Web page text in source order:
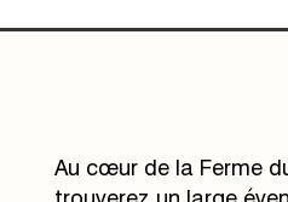
Au cœur de la Ferme